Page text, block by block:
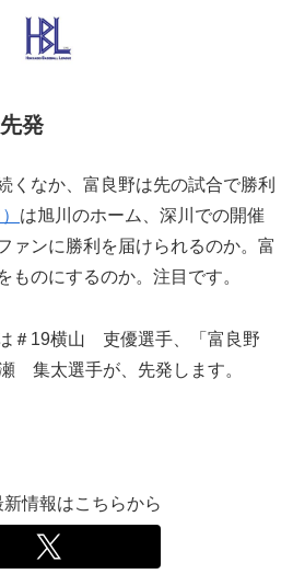
発
くなか、富良野は先の試合で勝利
は旭川のホーム、深川での開催
ァンに勝利を届けられるのか。富
ものにするのか。注目です。
＃19横山 吏優選手、「富良野
集太選手が、先発します。
新情報はこちらから